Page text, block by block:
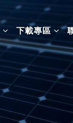
下載專區